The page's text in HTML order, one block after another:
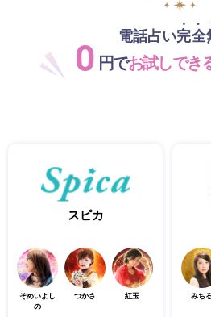
電話占い完全
0 円でお試しでき
スピカ
そめいよし
の
つかさ 紅玉 みち